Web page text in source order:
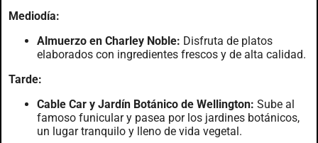
Mediodía:
Almuerzo en Charley Noble: Disfruta de platos
elaborados con ingredientes frescos y de alta calidad.
Tarde:
Cable Car y Jardín Botánico de Wellington: Sube al
famoso funicular y pasea por los jardines botánicos,
un lugar tranquilo y lleno de vida vegetal.